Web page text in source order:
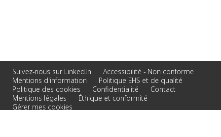
Suivez-nous sur LinkedIn
Accessibilité - Non conforme
Mentions d'information
Politique EHS et de qualité
Politique des cookies
Confidentialité
Contact
Mentions légales
Éthique et conformité
Gérer mes cookies